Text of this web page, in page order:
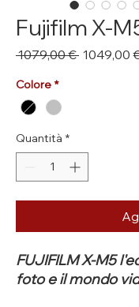
Fujifilm X-
1079,00 € Prezzo
1049,00
Colore *
Quantità *
FUJIFILM X-M5
foto e il mondo